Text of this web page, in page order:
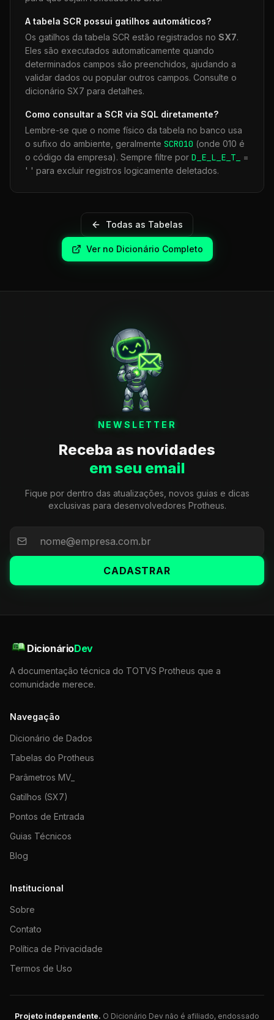
A tabela SCR possui gatilhos automáticos?
Os gatilhos da tabela SCR estão registrados no SX7.
Eles são executados automaticamente quando
determinados campos são preenchidos, ajudando a
validar dados ou popular outros campos. Consulte o
dicionário SX7 para detalhes.
Como consultar a SCR via SQL diretamente?
Lembre-se que o nome físico da tabela no banco usa
o sufixo do ambiente, geralmente SCR010 (onde 010 é
o código da empresa). Sempre filtre por D_E_L_E_T_
=
' ' para excluir registros logicamente deletados.
Todas as Tabelas
Ver no Dicionário Completo
NEWSLETTER
Receba as novidades
em seu email
Fique por dentro das atualizações, novos guias e dicas
exclusivas para desenvolvedores Protheus.
CADASTRAR
DicionárioDev
A documentação técnica do TOTVS Protheus que a
comunidade merece.
Navegação
Dicionário de Dados
Tabelas do Protheus
Parâmetros MV_
Gatilhos (SX7)
Pontos de Entrada
Guias Técnicos
Blog
Institucional
Sobre
Contato
Política de Privacidade
Termos de Uso
Projeto independente. O Dicionário Dev não é afiliado, endossado